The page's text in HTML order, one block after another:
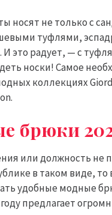
носят не только с
туфлями,
И это радует, — с
носки! Самое
коллекциях
брюки
или должность не
в таком виде,
удобные модные
предлагает